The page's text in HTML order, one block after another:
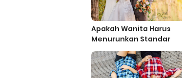
Apakah Wanita Harus
Menurunkan Standar
Supaya Cepat Menikah?